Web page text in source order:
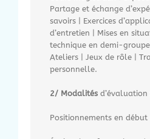
Partage et échange
savoirs | Exercices
d’entretien | Mises en
technique en demi-
Ateliers | Jeux de rôle |
personnelle.
2/ Modalités d’évaluation
Positionnements en